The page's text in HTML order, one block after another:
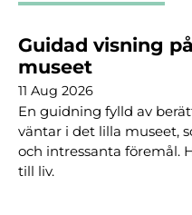
Guidad visning
museet
11 Aug 2026
En guidning fylld av
väntar i det lilla museet,
och intressanta föremål.
till liv.